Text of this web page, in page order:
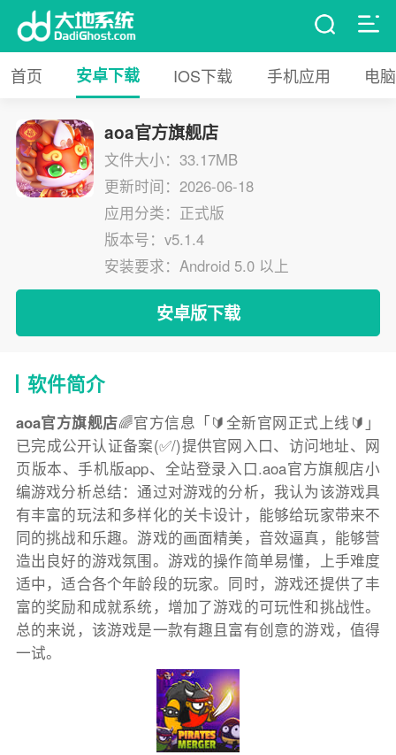
首页 安卓下载 IOS下载 手机应用 电
aoa官方旗舰店
文件大小：33.17MB
更新时间：2026-06-18
应用分类：正式版
版本号：v5.1.4
安装要求：Android 5.0 以上
安卓版下载
软件简介
aoa官方旗舰店🌈官方信息「🔰全新官网正式上线🔰」
已完成公开认证备案(✅/)提供官网入口、访问地址、网
页版本、手机版app、全站登录入口.aoa官方旗舰店小
编游戏分析总结：通过对游戏的分析，我认为该游戏具
有丰富的玩法和多样化的关卡设计，能够给玩家带来不
同的挑战和乐趣。游戏的画面精美，音效逼真，能够营
造出良好的游戏氛围。游戏的操作简单易懂，上手难度
适中，适合各个年龄段的玩家。同时，游戏还提供了丰
富的奖励和成就系统，增加了游戏的可玩性和挑战性。
总的来说，该游戏是一款有趣且富有创意的游戏，值得
一试。